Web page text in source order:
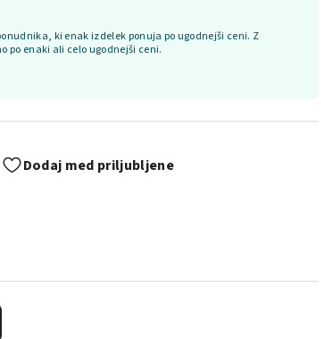
ki enak izdelek ponuja po ugodnejši ceni. Z
po enaki ali celo ugodnejši ceni.
Dodaj med priljubljene